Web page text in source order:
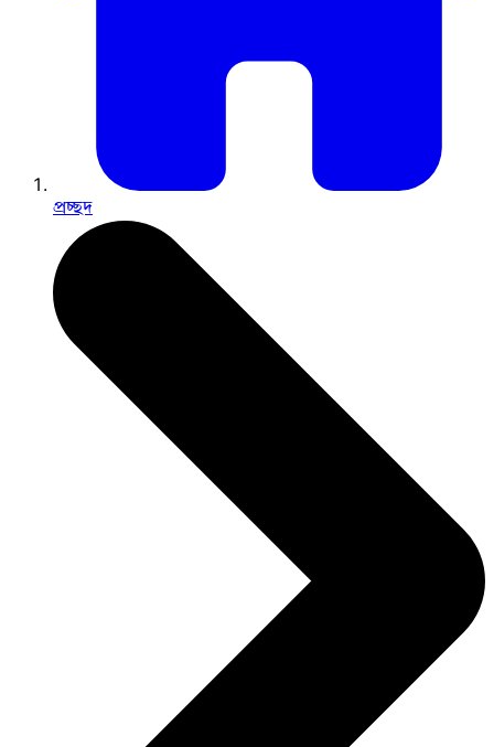
প্রচ্ছদ